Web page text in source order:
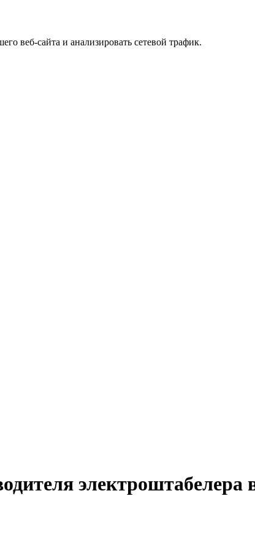
веб-сайта и анализировать сетевой трафик.
электроштабелера